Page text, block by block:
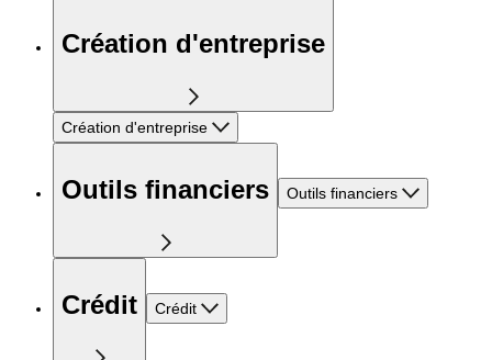
Création d'entreprise
Création d'entreprise
Outils financiers Outils financiers
Crédit Crédit